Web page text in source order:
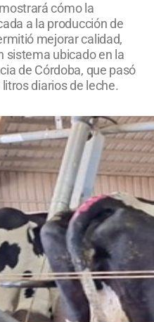
cómo la
a la producción de
mejorar calidad,
sistema ubicado en la
de Córdoba, que pasó
diarios de leche.